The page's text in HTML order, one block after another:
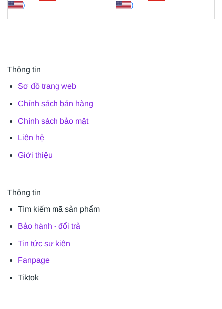
)
)
Thông tin
Sơ đồ trang web
Chính sách bán hàng
Chính sách bảo mật
Liên hệ
Giới thiệu
Thông tin
Tìm kiếm mã sản phẩm
Bảo hành - đổi trả
Tin tức sự kiện
Fanpage
Tiktok